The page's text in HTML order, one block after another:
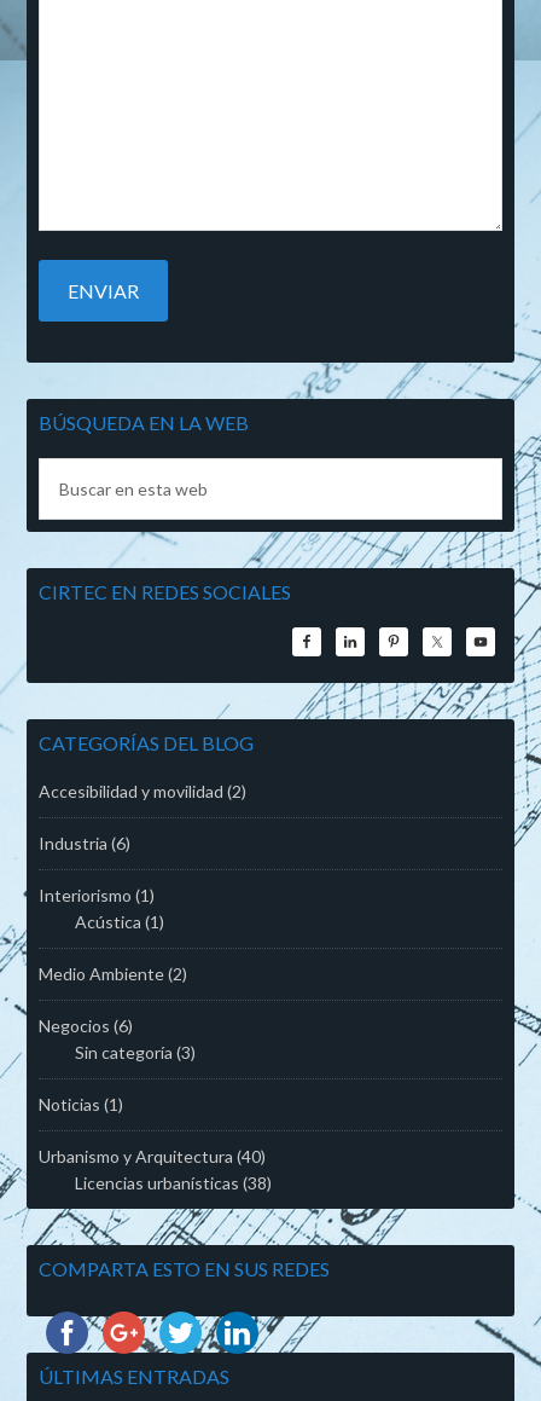
BÚSQUEDA EN LA WEB
CIRTEC EN REDES SOCIALES
CATEGORÍAS DEL BLOG
Accesibilidad y movilidad (2)
Industria (6)
Interiorismo (1)
Acústica (1)
Medio Ambiente(2)
Negocios (6)
Sin categoría (3)
Noticias (1)
Urbanismo y Arquitectura (40)
Licencias urbanísticas (38)
COMPARTA ESTO EN SUS REDES
ÚLTIMAS ENTRADAS